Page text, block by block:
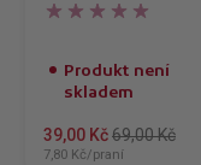
Produkt není
skladem
39,00 Kč69,00 Kč
7,80 Kč/praní